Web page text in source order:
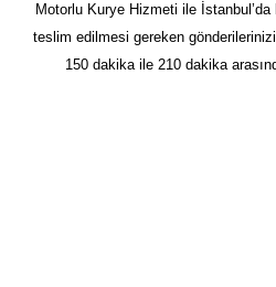
Motorlu Kurye Hizmeti ile
teslim edilmesi gereken
150 dakika ile 210 dakika